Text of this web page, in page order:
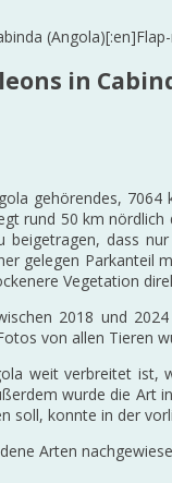
in
gehörendes,
rund 50 km
beigetragen, dass
gelegen Parkanteil
Vegetation
2018 und
von allen Tieren
weit verbreitet ist,
wurde die Art
konnte in der
Arten